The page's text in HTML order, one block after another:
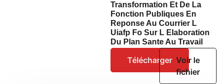
Transformation Et De La
Fonction Publiques En
Reponse Au Courrier L
Uiafp Fo Sur L Elaboration
Du Plan Sante Au Travail
Télécharger Voir le
fichier